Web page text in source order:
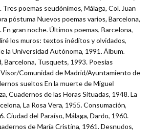
Tres poemas seudónimos, Málaga, Col. Juan
póstuma Nuevos poemas varios, Barcelona,
En gran noche. Últimos poemas, Barcelona,
los muros: textos inéditos y olvidados,
la Universidad Autónoma, 1991. Álbum.
Barcelona, Tusquets, 1993. Poesías
Comunidad de Madrid/Ayuntamiento de
sueltos En la muerte de Miguel
Cuadernos de las Horas Situadas, 1948. La
La Rosa Vera, 1955. Consumación,
Ciudad del Paraíso, Málaga, Dardo, 1960.
de María Cristina, 1961. Desnudos,